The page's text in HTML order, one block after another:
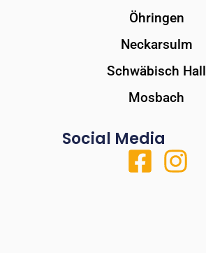
Öhringen
Neckarsulm
Schwäbisch Hall
Mosbach
Social Media